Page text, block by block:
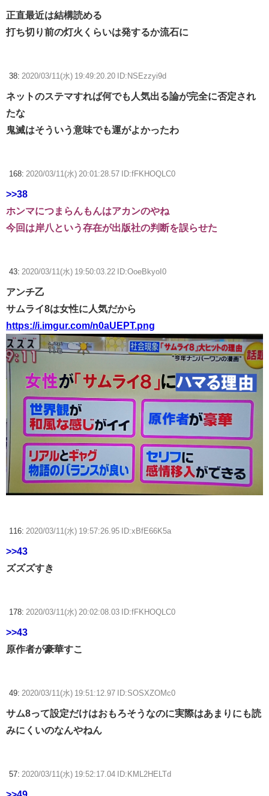
正直最近は結構読める
打ち切り前の灯火くらいは発するか流石に
38: 2020/03/11(水) 19:49:20.20 ID:NSEzzyi9d
ネットのステマすれば何でも人気出る論が完全に否定され
たな
鬼滅はそういう意味でも運がよかったわ
168: 2020/03/11(水) 20:01:28.57 ID:fFKHOQLC0
>>38
ホンマにつまらんもんはアカンのやね
今回は岸八という存在が出版社の判断を誤らせた
43: 2020/03/11(水) 19:50:03.22 ID:OoeBkyoI0
アンチ乙
サムライ8は女性に人気だから
https://i.imgur.com/n0aUEPT.png
116: 2020/03/11(水) 19:57:26.95 ID:xBfE66K5a
>>43
ズズズすき
178: 2020/03/11(水) 20:02:08.03 ID:fFKHOQLC0
>>43
原作者が豪華すこ
49: 2020/03/11(水) 19:51:12.97 ID:SOSXZOMc0
サム8って設定だけはおもろそうなのに実際はあまりにも読
みにくいのなんやねん
57: 2020/03/11(水) 19:52:17.04 ID:KML2HELTd